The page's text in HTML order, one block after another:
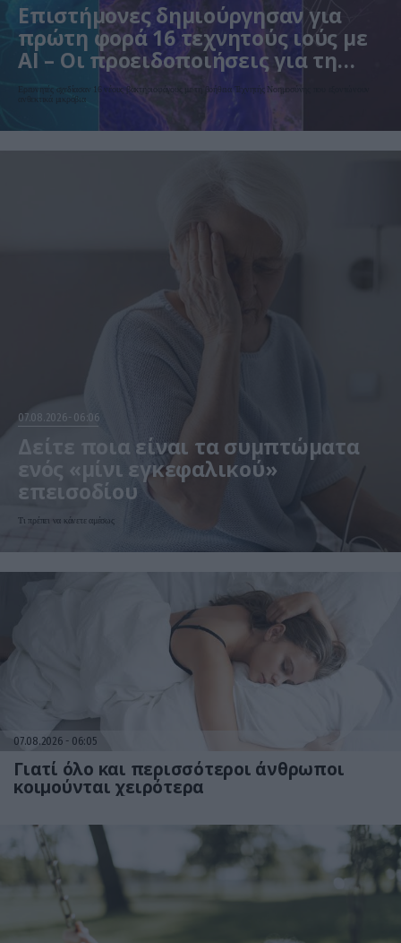
Επιστήμονες δημιούργησαν για
πρώτη φορά 16 τεχνητούς ιούς με
AI – Οι προειδοποιήσεις για τη
βιοασφάλεια
Ερευνητές σχεδίασαν 16 νέους βακτηριοφάγους με τη βοήθεια Τεχνητής Νοημοσύνης που εξοντώνουν
ανθεκτικά μικρόβια
07.08.2026 06:06
Δείτε ποια είναι τα συμπτώματα
ενός «μίνι εγκεφαλικού»
επεισοδίου
Τι πρέπει να κάνετε αμέσως
07.08.2026 06:05
Γιατί όλο και περισσότεροι άνθρωποι
κοιμούνται χειρότερα